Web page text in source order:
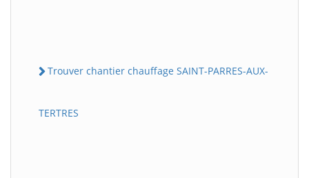
Trouver chantier chauffage SAINT-PARRES-AUX-
TERTRES